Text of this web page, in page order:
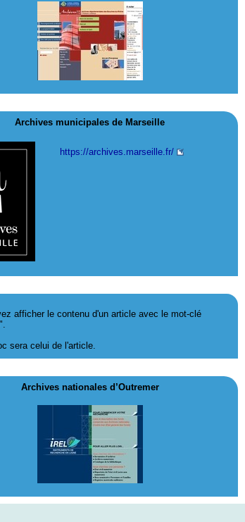
Archives municipales de Marseille
https://archives.marseille.fr/
afficher le contenu d'un article avec le mot-clé
sera celui de l'article.
Archives nationales d’Outremer